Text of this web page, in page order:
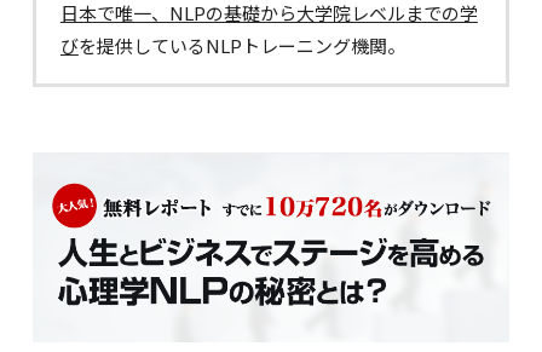
日本で唯一、NLPの基礎から大学院レベルまでの学
びを提供しているNLPトレーニング機関。